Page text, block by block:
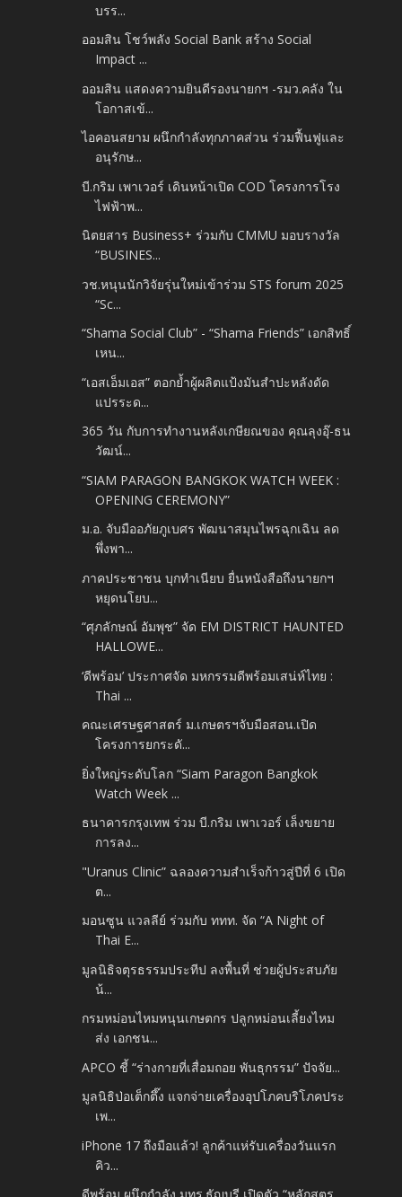
บรร...
ออมสิน โชว์พลัง Social Bank สร้าง Social
Impact ...
ออมสิน แสดงความยินดีรองนายกฯ -​รมว.คลัง ใน
โอกาสเข้...
ไอคอนสยาม ผนึกกำลังทุกภาคส่วน ร่วมฟื้นฟูและ
อนุรักษ...
บี.กริม เพาเวอร์ เดินหน้าเปิด COD โครงการโรง
ไฟฟ้าพ...
นิตยสาร Business+ ร่วมกับ CMMU มอบรางวัล​
“BUSINES...
วช.หนุนนักวิจัยรุ่นใหม่เข้าร่วม STS forum 2025
“Sc...
“Shama Social Club” - “Shama Friends” เอกสิทธิ์
เหน...
“เอสเอ็มเอส” ตอกย้ำผู้ผลิตแป้งมันสำปะหลังดัด
แปรระด...
365 วัน กับการทำงานหลังเกษียณของ คุณลุงอุ๊-ธน
วัฒน์...
“SIAM PARAGON BANGKOK WATCH WEEK :
OPENING CEREMONY”
ม.อ. จับมืออภัยภูเบศร พัฒนาสมุนไพรฉุกเฉิน ลด
พึ่งพา...
ภาคประชาชน บุกทำเนียบ ยื่นหนังสือถึงนายกฯ
หยุดนโยบ...
“ศุภลักษณ์ อัมพุช” จัด EM DISTRICT HAUNTED
HALLOWE...
‘ดีพร้อม’ ประกาศจัด มหกรรมดีพร้อมเสน่ห์ไทย :
Thai ...
คณะเศรษฐศาสตร์ ม.เกษตรฯจับมือสอน.เปิด
โครงการยกระดั...
ยิ่งใหญ่ระดับโลก “Siam Paragon Bangkok
Watch Week ...
ธนาคารกรุงเทพ ร่วม บี.กริม เพาเวอร์ เล็งขยาย
การลง...
"Uranus Clinic” ฉลองความสำเร็จก้าวสู่ปีที่ 6 เปิด
ต...
มอนซูน แวลลีย์ ร่วมกับ ททท. จัด “A Night of
Thai E...
มูลนิธิจตุรธรรมประทีป ลงพื้นที่ ช่วยผู้ประสบภัย
น้...
กรมหม่อนไหมหนุนเกษตกร ปลูกหม่อนเลี้ยงไหม
ส่ง เอกชน...
APCO ชี้ “ร่างกายที่เสื่อมถอย พันธุกรรม” ปัจจัย...
มูลนิธิป่อเต็กตึ๊ง แจกจ่ายเครื่องอุปโภคบริโภคประ
เพ...
iPhone 17 ถึงมือแล้ว! ลูกค้าแห่รับเครื่องวันแรก
คิว...